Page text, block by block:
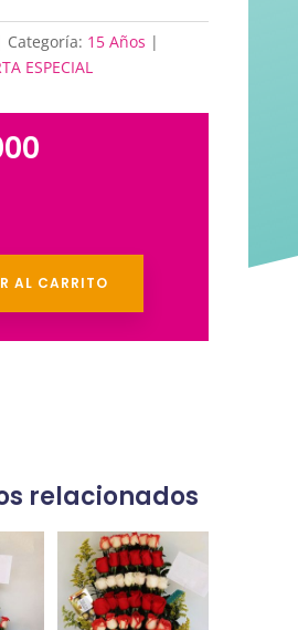
Categoría: 15 Años
ESPECIAL
AL CARRITO
relacionados